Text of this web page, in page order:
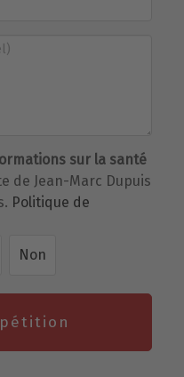
sur la santé
de Jean-Marc Dupuis
Politique de
Non